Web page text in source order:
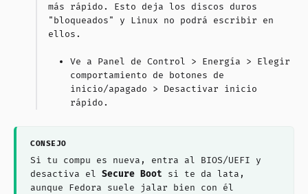
más rápido. Esto deja los discos duros
"bloqueados" y Linux no podrá escribir en
ellos.
Ve a Panel de Control > Energía > Elegir
comportamiento de botones de
inicio/apagado > Desactivar inicio
rápido.
Si tu compu es nueva, entra al BIOS/UEFI y
desactiva el Secure Boot si te da lata,
aunque Fedora suele jalar bien con él